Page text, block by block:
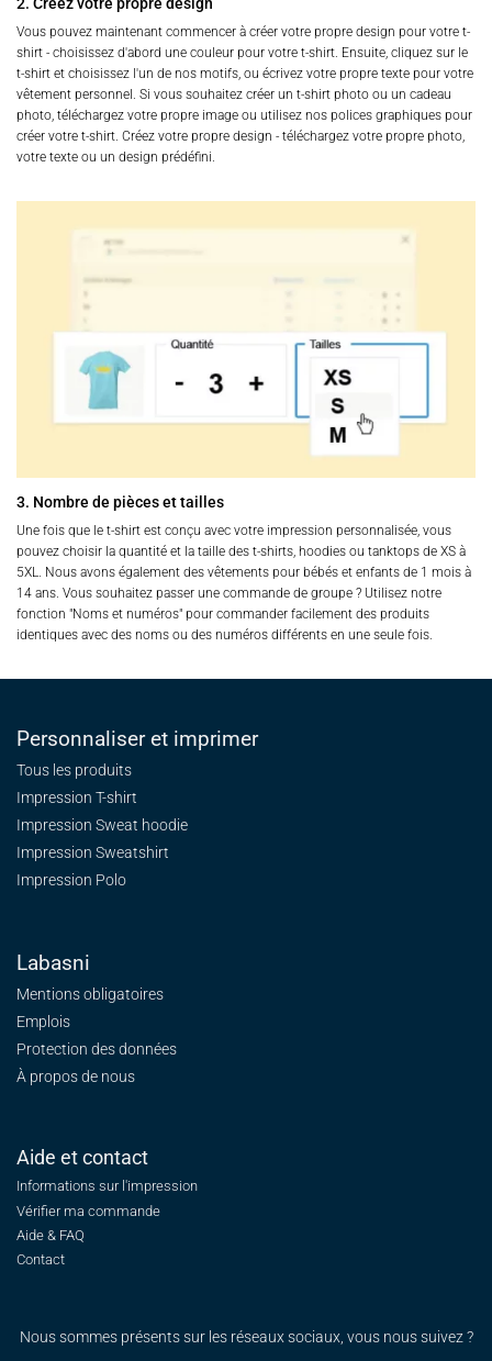
2. Créez votre propre design
Vous pouvez maintenant commencer à créer votre propre design pour votre t-
shirt - choisissez d'abord une couleur pour votre t-shirt. Ensuite, cliquez sur le
t-shirt et choisissez l'un de nos motifs, ou écrivez votre propre texte pour votre
vêtement personnel. Si vous souhaitez créer un t-shirt photo ou un cadeau
photo, téléchargez votre propre image ou utilisez nos polices graphiques pour
créer votre t-shirt. Créez votre propre design - téléchargez votre propre photo,
votre texte ou un design prédéfini.
3. Nombre de pièces et tailles
Une fois que le t-shirt est conçu avec votre impression personnalisée, vous
pouvez choisir la quantité et la taille des t-shirts, hoodies ou tanktops de XS à
5XL. Nous avons également des vêtements pour bébés et enfants de 1 mois à
14 ans. Vous souhaitez passer une commande de groupe ? Utilisez notre
fonction "Noms et numéros" pour commander facilement des produits
identiques avec des noms ou des numéros différents en une seule fois.
Personnaliser et imprimer
Tous les produits
Impression T-shirt
Impression Sweat hoodie
Impression Sweatshirt
Impression Polo
Labasni
Mentions obligatoires
Emplois
Protection des données
À propos de nous
Aide et contact
Informations sur l'impression
Vérifier ma commande
Aide & FAQ
Contact
Nous sommes présents sur les réseaux sociaux, vous nous suivez ?